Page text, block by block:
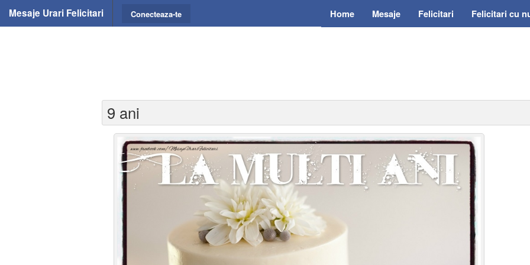
Mesaje Urari Felicitari Home Mesaje Felicitari Felicitari cu
Conecteaza-te
9 ani